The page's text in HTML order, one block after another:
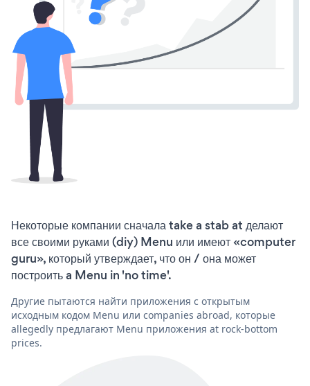
Некоторые компании сначала take a stab at делают
все своими руками (diy) Menu или имеют «computer
guru», который утверждает, что он / она может
построить a Menu in 'no time'.
Другие пытаются найти приложения с открытым
исходным кодом Menu или companies abroad, которые
allegedly предлагают Menu приложения at rock-bottom
prices.